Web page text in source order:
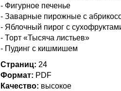
- Фигурное печенье
- Заварные пирожные с
- Яблочный пирог с
- Торт «Тысяча листьев»
- Пудинг с кишмишем
Страниц: 24
Формат: PDF
Качество: высокое